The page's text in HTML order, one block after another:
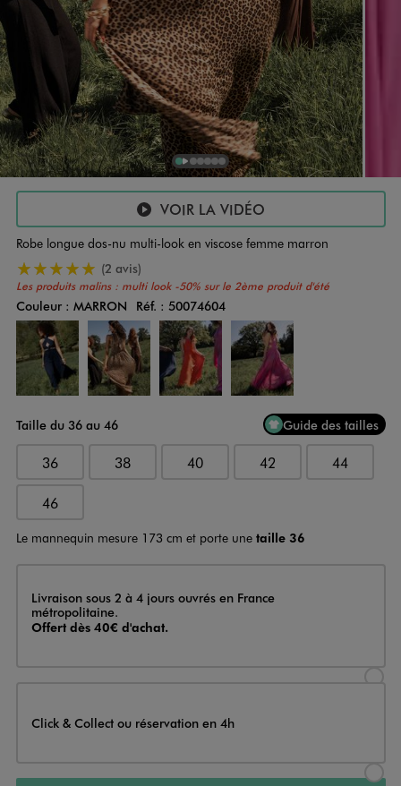
1Sur 7
2 Sur 7
3Sur 7
4Sur 7
5Sur 7
6Sur 7
7 Sur 7
VOIR LA VIDÉO
Robe longue dos-nu multi-look en viscose femme marron
Les produits malins : multi look -50% sur le 2ème produit d'été
5/5 de moyenne(2 avis)
Couleur
Couleur : MARRON Réf. : 50074604
Choisissez votre Couleur
Taille du 36 au 46 Guide des tailles
36 38 40 42 44
46
Le mannequin mesure 173 cm et porte une taille 36
Livraison
Livraison sous 2 à 4 jours ouvrés en France
métropolitaine.
Offert dès 40€ d'achat.
Click & Collect ou réservation en 4h